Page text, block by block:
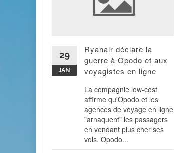
29
JAN
Ryanair déclare la
guerre à Opodo et aux
voyagistes en ligne
La compagnie low-cost
affirme qu'Opodo et les
agences de voyage en ligne
"arnaquent" les passagers
en vendant plus cher ses
vols. Opodo...